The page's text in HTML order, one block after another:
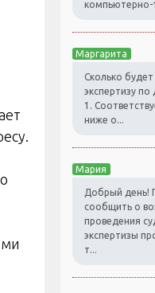
компьютерно-
Маргарита
Сколько
экспертизу
1.
ниже о...
Мария
Добрый день!
сообщить о
проведения
экспертизы
т...